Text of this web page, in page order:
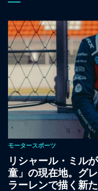
モータースポーツ
リシャール・ミル
童」の現在地。グ
ラーレンで描く新